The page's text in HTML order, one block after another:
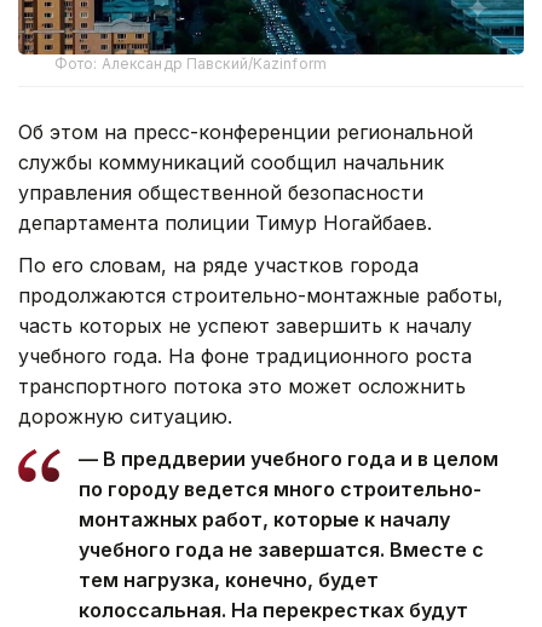
Фото: Александр Павский/Kazinform
Об этом на пресс-конференции региональной
службы коммуникаций сообщил начальник
управления общественной безопасности
департамента полиции Тимур Ногайбаев.
По его словам, на ряде участков города
продолжаются строительно-монтажные работы,
часть которых не успеют завершить к началу
учебного года. На фоне традиционного роста
транспортного потока это может осложнить
дорожную ситуацию.
— В преддверии учебного года и в целом
по городу ведется много строительно-
монтажных работ, которые к началу
учебного года не завершатся. Вместе с
тем нагрузка, конечно, будет
колоссальная. На перекрестках будут